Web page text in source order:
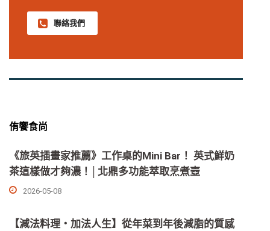
聯絡我們
侑饗食尚
《旅英插畫家推薦》工作桌的Mini Bar！ 英式鮮奶
茶這樣做才夠濃！│北鼎多功能萃取烹煮壺
2026-05-08
【減法料理・加法人生】從年菜到年後減脂的質感